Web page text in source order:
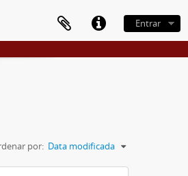
Entrar
por: Data modificada